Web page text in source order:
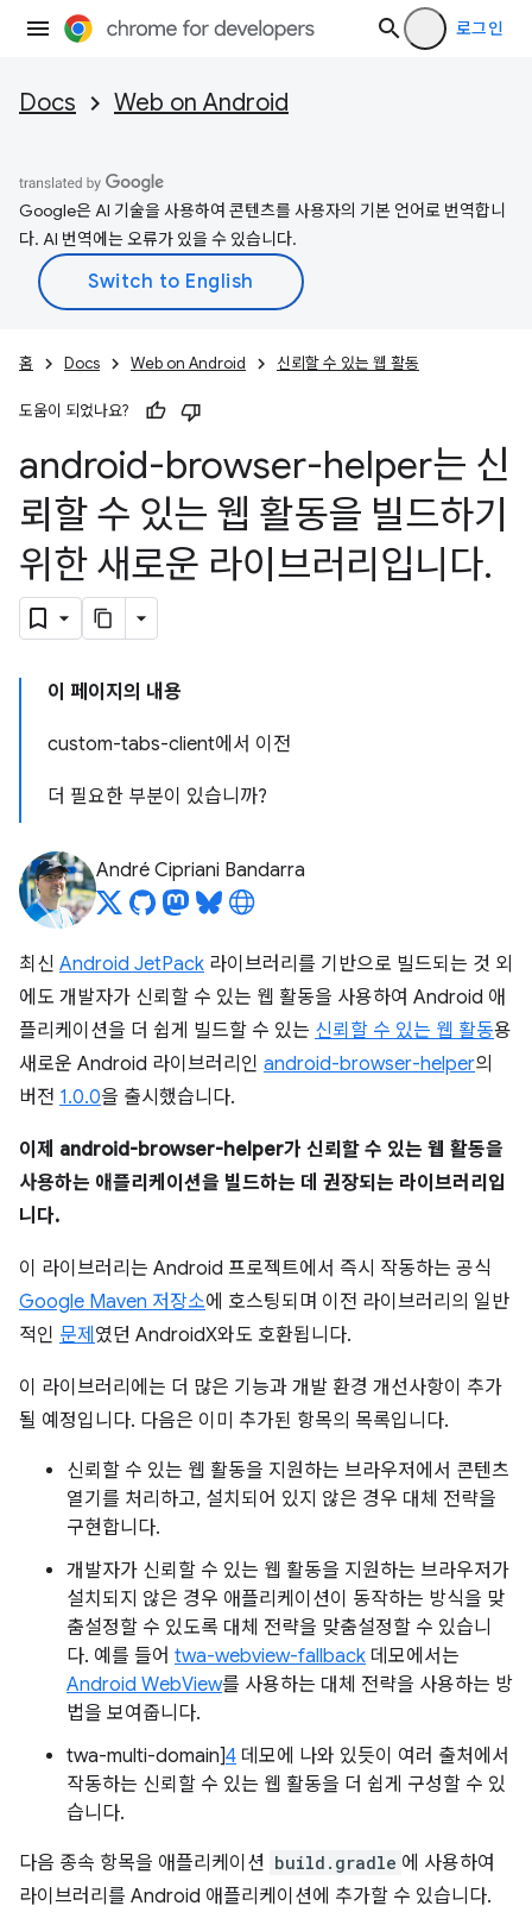
로그인
Docs Web on Android
Google은 AI 기술을 사용하여 콘텐츠를 사용자의 기본 언어로 번역합니
다. AI 번역에는 오류가 있을 수 있습니다.
홈 Docs Web on Android 신뢰할 수 있는 웹 활동
도움이 되었나요?
android-browser-helper는 신
뢰할 수 있는 웹 활동을 빌드하기
위한 새로운 라이브러리입니다.
이 페이지의 내용
custom-tabs-client에서 이전
더 필요한 부분이 있습니까?
André Cipriani Bandarra
최신 Android JetPack 라이브러리를 기반으로 빌드되는 것 외
에도 개발자가 신뢰할 수 있는 웹 활동을 사용하여 Android 애
플리케이션을 더 쉽게 빌드할 수 있는 신뢰할 수 있는 웹 활동용
새로운 Android 라이브러리인 android-browser-helper의
버전 1.0.0을 출시했습니다.
이제 android-browser-helper가 신뢰할 수 있는 웹 활동을
사용하는 애플리케이션을 빌드하는 데 권장되는 라이브러리입
니다.
이 라이브러리는 Android 프로젝트에서 즉시 작동하는 공식
Google Maven 저장소에 호스팅되며 이전 라이브러리의 일반
적인 문제 였던 AndroidX와도 호환됩니다.
이 라이브러리에는 더 많은 기능과 개발 환경 개선사항이 추가
될 예정입니다. 다음은 이미 추가된 항목의 목록입니다.
신뢰할 수 있는 웹 활동을 지원하는 브라우저에서 콘텐츠
열기를 처리하고, 설치되어 있지 않은 경우 대체 전략을
구현합니다.
개발자가 신뢰할 수 있는 웹 활동을 지원하는 브라우저가
설치되지 않은 경우 애플리케이션이 동작하는 방식을 맞
춤설정할 수 있도록 대체 전략을 맞춤설정할 수 있습니
다. 예를 들어 twa-webview-fallback 데모에서는
Android WebView를 사용하는 대체 전략을 사용하는 방
법을 보여줍니다.
twa-multi-domain]4 데모에 나와 있듯이 여러 출처에서
작동하는 신뢰할 수 있는 웹 활동을 더 쉽게 구성할 수 있
습니다.
다음 종속 항목을 애플리케이션 build.gradle 에 사용하여
라이브러리를 Android 애플리케이션에 추가할 수 있습니다.